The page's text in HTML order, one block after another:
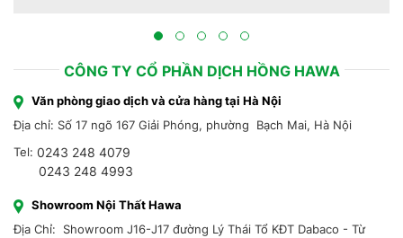
CÔNG TY CỔ PHẦN DỊCH HỒNG HAWA
Văn phòng giao dịch và cửa hàng tại Hà Nội
Địa chỉ: Số 17 ngõ 167 Giải Phóng, phường Bạch Mai, Hà Nội
Tel: 0243 248 4079
0243 248 4993
Showroom Nội Thất Hawa
Địa Chỉ: Showroom J16-J17 đường Lý Thái Tổ KĐT Dabaco - Từ